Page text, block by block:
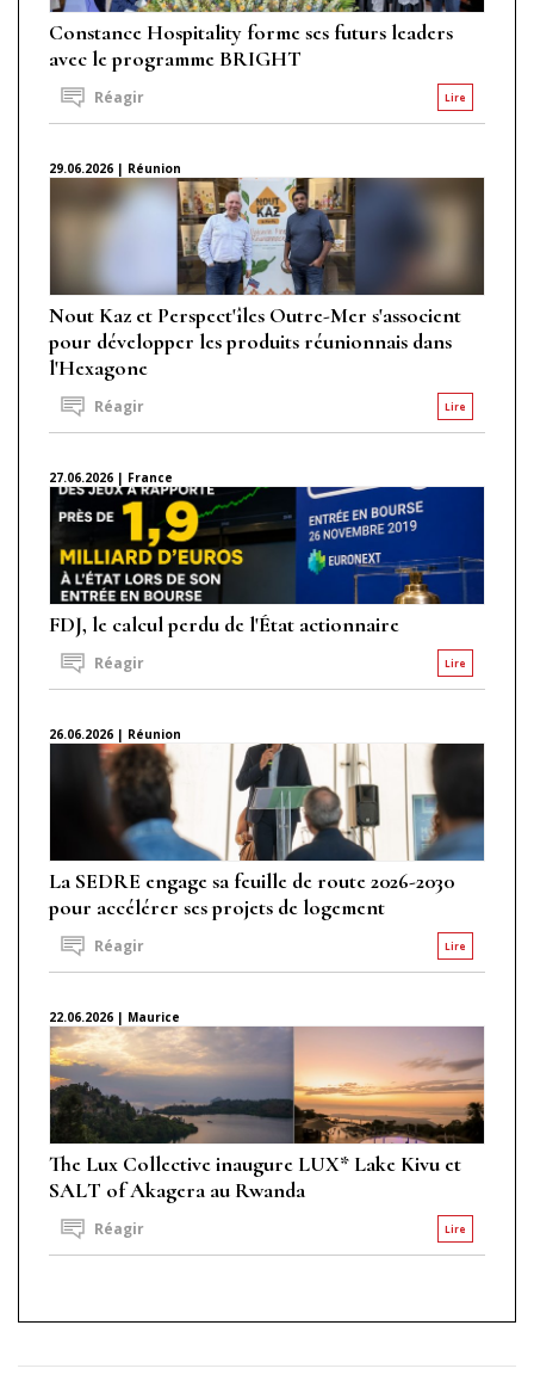
Constance Hospitality forme ses futurs leaders
avec le programme BRIGHT
Lire
Réagir
29.06.2026 | Réunion
Nout Kaz et Perspect'îles Outre-Mer s'associent
pour développer les produits réunionnais dans
l'Hexagone
Lire
Réagir
27.06.2026 | France
FDJ, le calcul perdu de l'État actionnaire
Lire
Réagir
26.06.2026 | Réunion
La SEDRE engage sa feuille de route 2026-2030
pour accélérer ses projets de logement
Lire
Réagir
22.06.2026 | Maurice
The Lux Collective inaugure LUX* Lake Kivu et
SALT of Akagera au Rwanda
Lire
Réagir